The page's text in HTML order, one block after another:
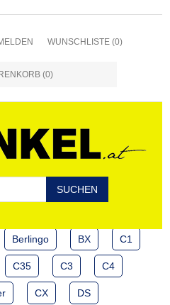
WUNSCHLISTE (0)
(0)
Berlingo BX C1
C35 C3 C4
CX DS